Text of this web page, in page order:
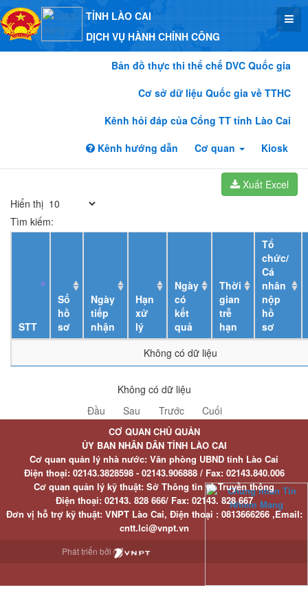
TỈNH LÀO CAI
DỊCH VỤ HÀNH CHÍNH CÔNG
Bản đồ thực thi thể chế DVC Quốc gia
Cơ sở dữ liệu Quốc gia về TTHC
Kênh hỏi đáp của Cổng TT tỉnh Lào Cai
Kênh hướng dẫn
Cơ quan Kiosk
Xuất Excel
Hiển thị
Tìm kiếm:
STT
Số
hồ
sơ
Ngày
tiếp
nhận
Hạn
xử
lý
Ngày
có
kết
quả
Thời
gian
trễ
hạn
Tổ
chức/
Cá
nhân
nộp
hồ
sơ
Không có dữ liệu
Không có dữ liệu
Đầu
Sau Trước Cuối
CƠ QUAN CHỦ QUẢN
ỦY BAN NHÂN DÂN TỈNH LÀO CAI
Cơ quan quản lý nhà nước: Văn phòng UBND tỉnh Lào Cai
Điện thoại:02143.3828598 - 02143.906888 / Fax:02143.840.006
Cơ quan quản lý kỹ thuật: Sở Thông tin và Truyền thông
Điện thoại:02143. 828 666/ Fax:02143. 828 667
Đơn vị hỗ trợ kỹ thuật: VNPT Lào Cai, Điện thoại : 0813666266 ,Email:
cntt.lci@vnpt.vn
Phát triển bởi